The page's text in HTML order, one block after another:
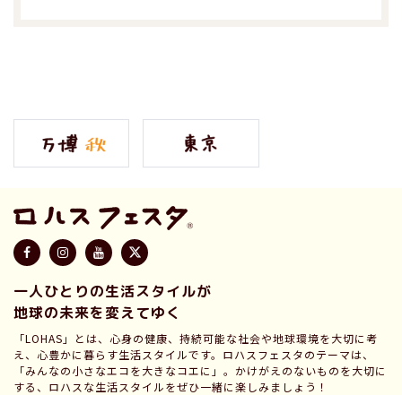
一人ひとりの生活スタイルが
地球の未来を変えてゆく
「LOHAS」とは、心身の健康、持続可能な社会や地球環境を大切に考
え、心豊かに暮らす生活スタイルです。ロハスフェスタのテーマは、
「みんなの小さなエコを大きなコエに」。かけがえのないものを大切に
する、ロハスな生活スタイルをぜひ一緒に楽しみましょう！